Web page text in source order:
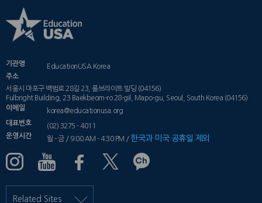
기관명
EducationUSA Korea
주소
서울시 마포구 백범로 28길 23, 풀브라이트 빌딩 (04156)
Fulbright Building, 23 Baekbeom-ro 28-gil, Mapo-gu, Seoul, South Korea (04156)
이메일
korea@educationusa.org
대표번호
(02) 3275 - 4011
운영시간
월 - 금 / 9:00 AM - 4:30 PM / 한국과 미국 공휴일 제외
Related Sites